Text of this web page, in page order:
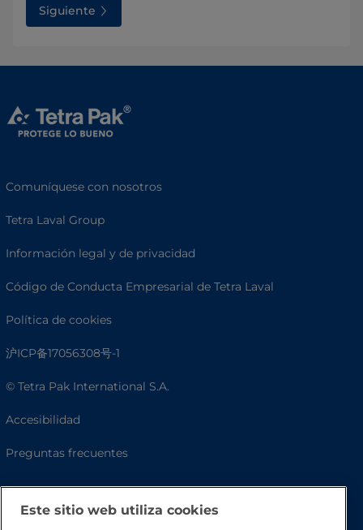
Siguiente
Comuníquese con nosotros
Tetra Laval Group
Información legal y de privacidad
Código de Conducta Empresarial de Tetra Laval
Política de cookies
沪ICP备17056308号-1
© Tetra Pak International S.A.
Accesibilidad
Preguntas frecuentes
Este sitio web utiliza cookies